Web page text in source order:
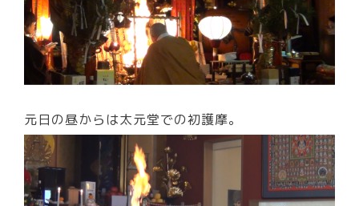
元日の昼からは太元堂での初護摩。